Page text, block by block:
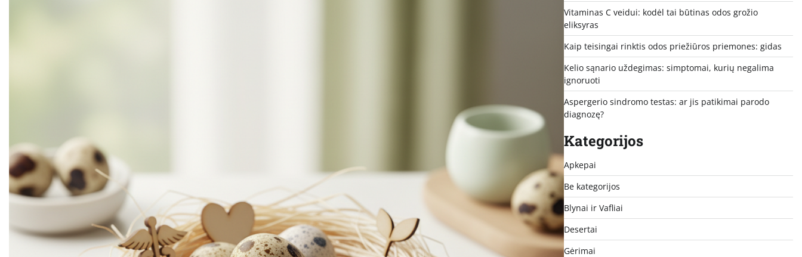
Vitaminas C veidui: kodėl tai būtinas odos grožio
eliksyras
Kaip teisingai rinktis odos priežiūros priemones: gidas
Kelio sąnario uždegimas: simptomai, kurių negalima
ignoruoti
Aspergerio sindromo testas: ar jis patikimai parodo
diagnozę?
Kategorijos
Apkepai
Be kategorijos
Blynai ir Vafliai
Desertai
Gėrimai